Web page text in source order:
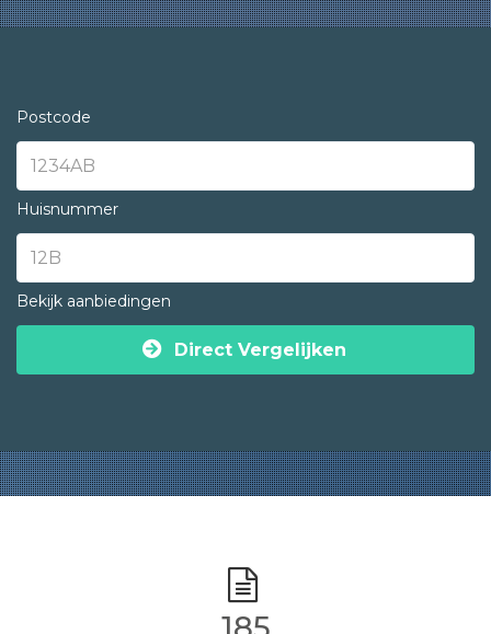
Postcode
Huisnummer
Bekijk aanbiedingen
Direct Vergelijken